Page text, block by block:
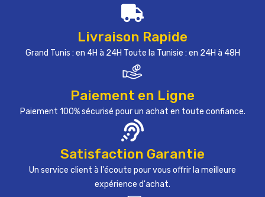
Livraison Rapide
Grand Tunis : en 4H à 24H Toute la Tunisie : en 24H à 48H
Paiement en Ligne
Paiement 100% sécurisé pour un achat en toute confiance.
Satisfaction Garantie
Un service client à l'écoute pour vous offrir la meilleure
expérience d'achat.